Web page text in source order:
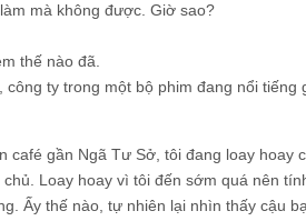
mà không được. Giờ sao?
thế nào đã.
công ty trong một bộ phim đang nổi tiếng
café gần Ngã Tư Sở, tôi đang loay hoay
Loay hoay vì tôi đến sớm quá nên
Ấy thế nào, tự nhiên lại nhìn thấy cậu